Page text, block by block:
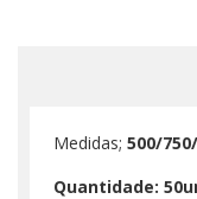
Medidas; 500/
Quantidade: